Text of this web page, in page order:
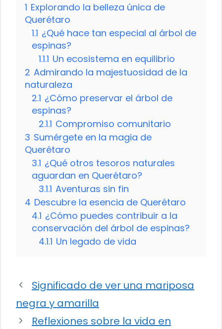
1 Explorando la belleza única de
Querétaro
1.1 ¿Qué hace tan especial al árbol de
espinas?
1.1.1 Un ecosistema en equilibrio
2 Admirando la majestuosidad de la
naturaleza
2.1 ¿Cómo preservar el árbol de
espinas?
2.1.1 Compromiso comunitario
3 Sumérgete en la magia de
Querétaro
3.1 ¿Qué otros tesoros naturales
aguardan en Querétaro?
3.1.1 Aventuras sin fin
4 Descubre la esencia de Querétaro
4.1 ¿Cómo puedes contribuir a la
conservación del árbol de espinas?
4.1.1 Un legado de vida
Significado de ver una mariposa
negra y amarilla
Reflexiones sobre la vida en